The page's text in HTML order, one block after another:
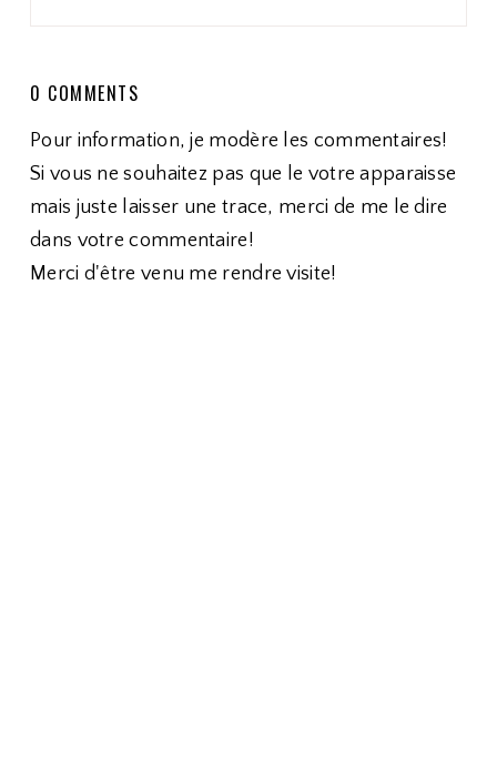
0 COMMENTS
Pour information, je modère les commentaires!
Si vous ne souhaitez pas que le votre apparaisse
mais juste laisser une trace, merci de me le dire
dans votre commentaire!
Merci d'être venu me rendre visite!